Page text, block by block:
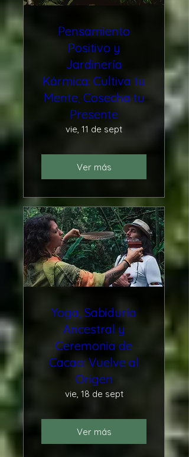
Pensamiento
Positivo y
Jardinería
Kármica: Cultiva tu
Mente, Cosecha tu
Presente
vie, 11 de sept
Ver más
Yoga, Sabiduría
Ancestral y
Ceremonia de
Cacao: Vuelve al
Origen
vie, 18 de sept
Ver más